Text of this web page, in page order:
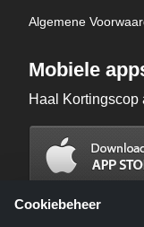
Algemene
Mobiele
Haal Kortingscop
Cookiebeheer